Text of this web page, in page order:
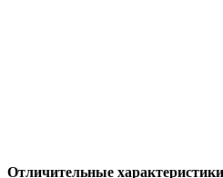
Отличительные